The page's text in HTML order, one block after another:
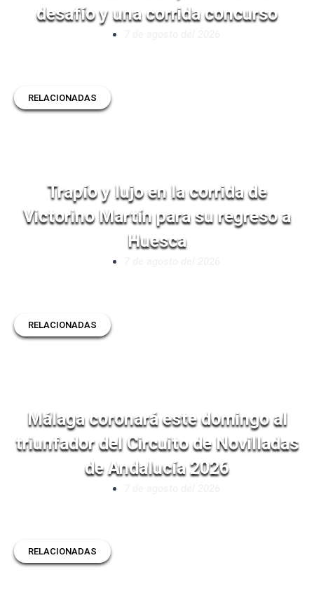
desafío y una corrida concurso
RELACIONADAS
Trapío y lujo en la corrida de
Victorino Martín para su regreso a
Huesca
RELACIONADAS
Málaga coronará este domingo al
triunfador del Circuito de Novilladas
de Andalucía 2026
RELACIONADAS